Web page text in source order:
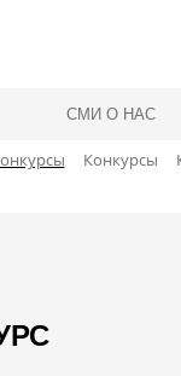
СМИ О НАС
Конкурсы